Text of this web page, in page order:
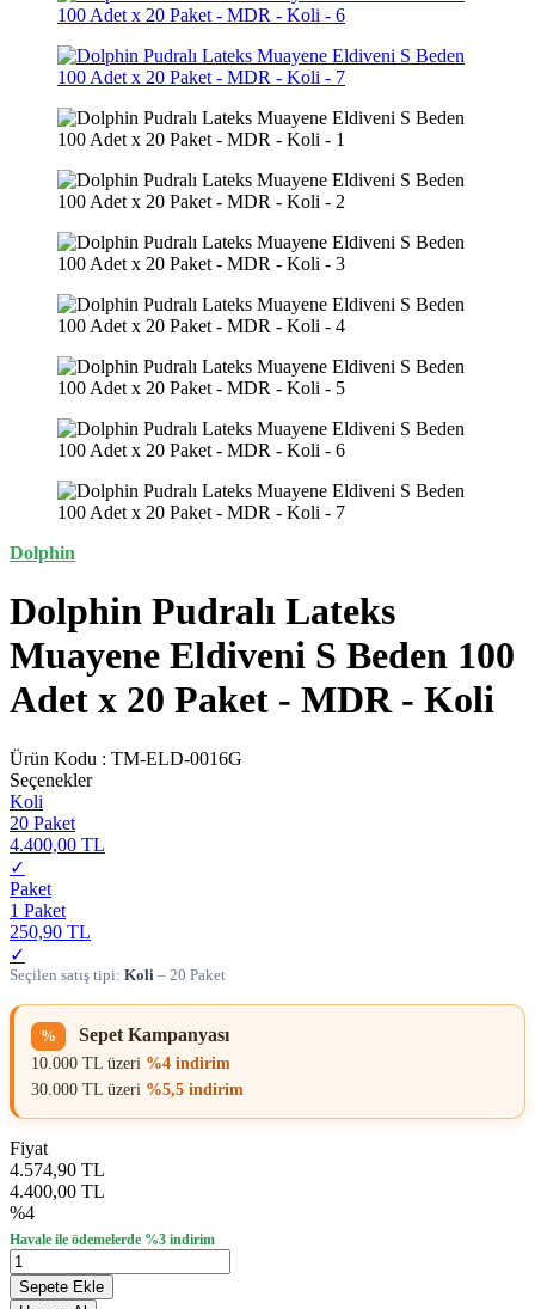
Dolphin
Dolphin Pudralı Lateks
Muayene Eldiveni S Beden 100
Adet x 20 Paket - MDR - Koli
Ürün Kodu : TM-ELD-0016G
Seçenekler
Koli
20 Paket
4.400,00 TL
✓
Paket
1 Paket
250,90 TL
✓
Seçilen satış tipi: Koli – 20 Paket
% Sepet Kampanyası
10.000 TL üzeri %4 indirim
30.000 TL üzeri %5,5 indirim
Fiyat
4.574,90 TL
4.400,00 TL
%4
Havale ile ödemelerde %3 indirim
Sepete Ekle